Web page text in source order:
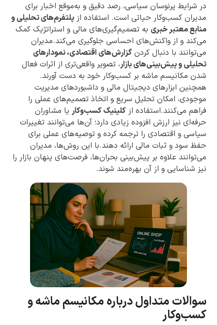
در شرایط پرنوسان سیاسی، رصد دقیق و به‌موقع اخبار برای
مدیران کسب‌وکار حیاتی است. استفاده از پلتفرم‌های تحلیلی و
منابع معتبر خبری به تصمیم‌گیری‌های مالی و استراتژیک کمک
می‌کند و از واکنش‌های احساسی جلوگیری می‌کند.مدیران
می‌توانند با دنبال کردن گزارش‌های اقتصادی، نمودارهای
تحلیلی و پیش‌بینی‌های بازار، تصویر واقعی‌تری از اثرات فعال
شدن مکانیسم ماشه بر کسب‌وکار خود به دست آورند.
همچنین ابزارهای دیجیتال مالی و داشبوردهای مدیریت
موجودی، امکان تحلیل سریع و اتخاذ تصمیم‌های عملی را
فراهم می‌کنند.استفاده از کلینیک کسب‌وکار یا مشاوران
حرفه‌ای نیز ارزش افزوده زیادی دارد؛ آن‌ها می‌توانند تغییرات
سیاسی و اقتصادی را ترجمه کرده و توصیه‌های عملی برای
حفظ سود و ثبات مالی ارائه دهند.با این روش‌ها، مدیران
می‌توانند علاوه بر پیش‌بینی بحران‌ها، فرصت‌های پنهان بازار را
نیز شناسایی و از آن بهره‌مند شوند.
سوالات متداول درباره مکانیسم ماشه و
کسب‌وکار